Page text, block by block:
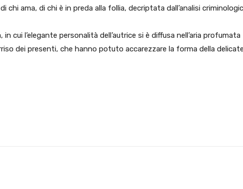
chi ama, di chi è in preda alla follia, decriptata dall’analisi
cui l’elegante personalità dell’autrice si è diffusa nell’aria profumata
dei presenti, che hanno potuto accarezzare la forma della